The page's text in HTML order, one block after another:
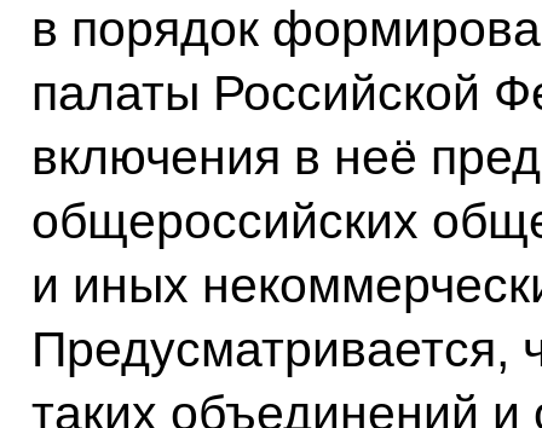
в порядок
палаты Российской
включения в неё
общероссийских
и иных
Предусматривается,
таких объединений и